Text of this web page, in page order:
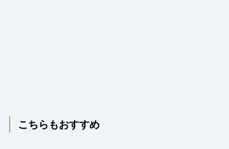
こちらもおすすめ